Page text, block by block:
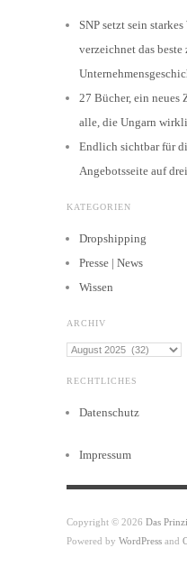
SNP setzt sein
verzeichnet das
27 Bücher, ein neues
alle, die Ungarn
Endlich sichtbar für
Angebotsseite auf
KATEGORIEN
Dropshipping
Presse | News
Wissen
ARCHIV
Archiv
RECHTLICHES
Datenschutz
Impressum
Copyright © 2026 Das
Powered by WordPress and